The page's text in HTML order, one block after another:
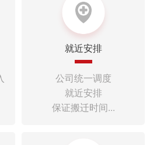
就近安排
公司统一调度
就近安排
保证搬迁时间...